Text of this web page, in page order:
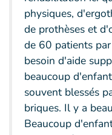
physiques,
de prothèses et
de 60 patients
besoin d'aide
beaucoup
souvent blessés
briques. Il y a
Beaucoup